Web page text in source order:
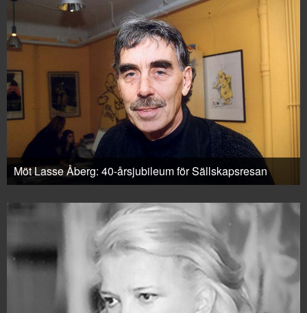
Möt Lasse Åberg: 40-årsjubileum för Sällskapsresan